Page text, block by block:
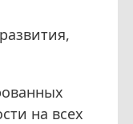
на всех